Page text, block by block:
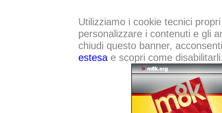
Utilizziamo i cookie tecnici
personalizzare i contenuti e gli
chiudi questo banner,
estesae scopri come